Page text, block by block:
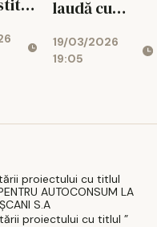
laudă cu
intime întinse
pe 7 ore! „E
iubire!”
19/03/2026
19:05
proiectului cu titlul
AUTOCONSUM LA
S.A
proiectului cu titlul ”